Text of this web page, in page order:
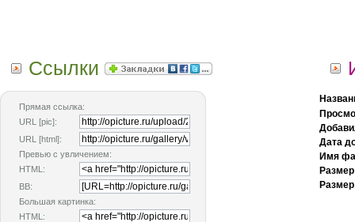
Ссылки
Прямая ссылка:
URL [pic]:
URL [html]:
Превью с увличением:
HTML:
BB:
Большая картинка:
HTML:
Дата
Имя